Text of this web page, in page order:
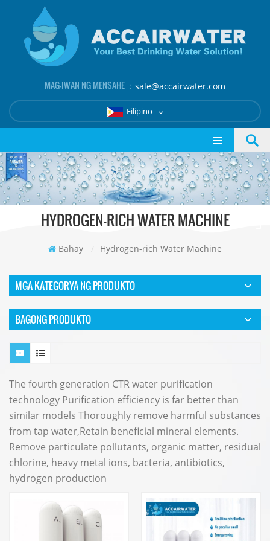
MAG-IWAN NG MENSAHE ： sale@accairwater.com
Filipino
HYDROGEN-RICH WATER MACHINE
Bahay / Hydrogen-rich Water Machine
MGA KATEGORYA NG PRODUKTO
BAGONG PRODUKTO
The fourth generation CTR water purification
technology Purification efficiency is far better than
similar models Thoroughly remove harmful substances
from tap water,Retain beneficial mineral elements.
Remove particulate pollutants, organic matter, residual
chlorine, heavy metal ions, bacteria, antibiotics,
hydrogen production